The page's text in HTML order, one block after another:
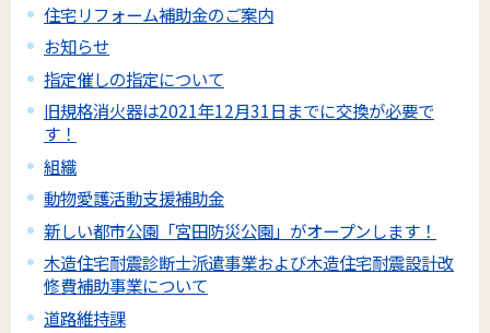
住宅リフォーム補助金のご案内
お知らせ
指定催しの指定について
旧規格消火器は2021年12月31日までに交換が必要で
す！
組織
動物愛護活動支援補助金
新しい都市公園「宮田防災公園」がオープンします！
木造住宅耐震診断士派遣事業および木造住宅耐震設計改
修費補助事業について
道路維持課